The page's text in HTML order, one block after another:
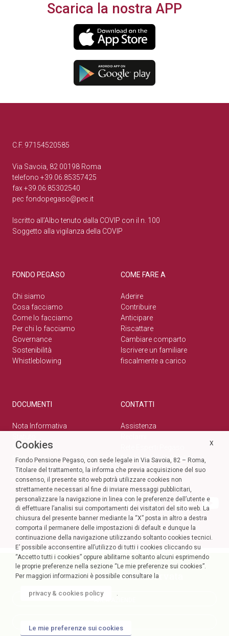
Scarica la nostra APP
C.F. 97154520585
Via Savoia, 82 00198 Roma
telefono +39.06.85357425
fax +39.06.85302540
pec fondopegaso@pec.it
Iscritto all’Albo tenuto dalla COVIP con il n. 100
Soggetto alla vigilanza della COVIP
FONDO PEGASO
Chi siamo
Cosa facciamo
Come lo facciamo
Per chi lo facciamo
Governance
Sostenibilità
Whistleblowing
COME FARE A
Aderire
Contribuire
Anticipare
Riscattare
Cambiare comparto
Iscrivere un familiare
fiscalmente a carico
DOCUMENTI
Nota Informativa
Normativa
Bilanci
Modulistica
Circolari
CONTATTI
Assistenza
Privacy e cookie policy
SOCIAL
Accedi alla tua Area Riservata
X
Cookies
Fondo Pensione Pegaso, con sede legale in Via Savoia, 82 – Roma,
Titolare del trattamento, la informa che previa acquisizione del suo
consenso, il presente sito web potrà utilizzare cookies non
strettamente necessari al fine di inviare messaggi pubblicitari,
personalizzare la navigazione in linea con le preferenze dell’utente e
di effettuare l’analisi sui comportamenti dei visitatori del sito web. La
chiusura del presente banner mediante la “X” posta in altro a destra
comporta il permanere delle impostazioni di default e dunque la
continuazione della navigazione utilizzando soltanto cookies tecnici.
E’ possibile acconsentire all’utilizzo di tutti i cookies cliccando su
“Accetto tutti i cookies” oppure abilitarne soltanto alcuni esprimendo
le proprie preferenze nella sezione “Le mie preferenze sui cookies”.
Per maggiori informazioni è possibile consultare la
privacy & cookies policy .
Le mie preferenze sui cookies